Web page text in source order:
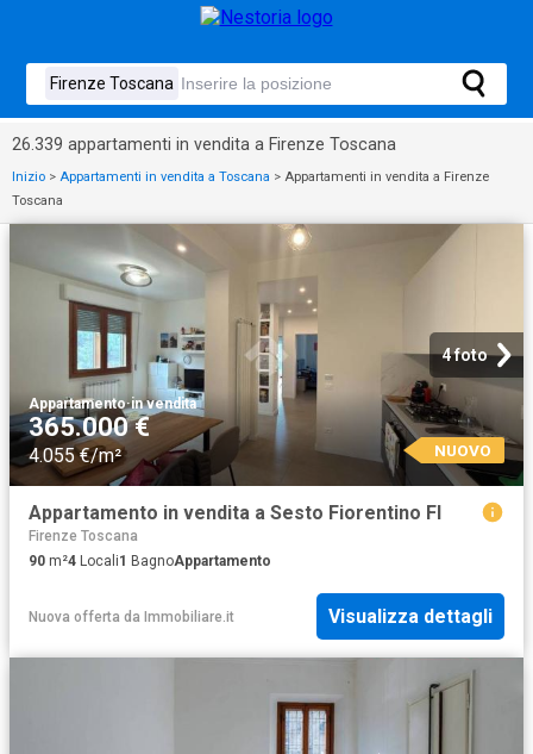
26.339 appartamenti in vendita a Firenze Toscana
Inizio > Appartamenti in vendita a Toscana > Appartamenti in vendita a Firenze
Toscana
4 foto
Appartamento·in vendita
365.000 €
4.055 €/m² NUOVO
Appartamento in vendita a Sesto Fiorentino FI
Firenze Toscana
90 m²4 Locali1 BagnoAppartamento
Nuova offerta da Immobiliare.it Visualizza dettagli